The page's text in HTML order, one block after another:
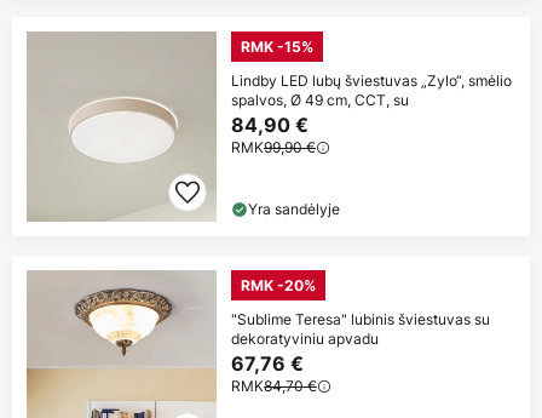
RMK -15%
Lindby LED lubų šviestuvas „Zylo“, smėlio
spalvos, Ø 49 cm, CCT, su
84,90 €
RMK99,90 €
Yra sandėlyje
RMK -20%
"Sublime Teresa" lubinis šviestuvas su
dekoratyviniu apvadu
67,76 €
RMK84,70 €